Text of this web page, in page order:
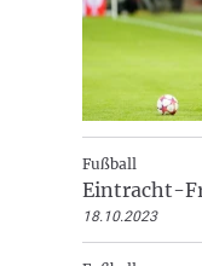
Fußball
Eintracht-
18.10.2023